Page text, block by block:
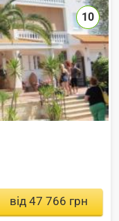
10
від 47 766 грн